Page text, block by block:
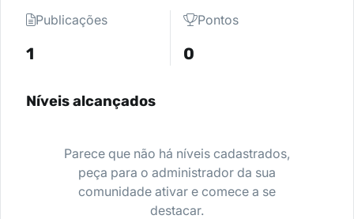
Publicações
1
Pontos
0
Níveis alcançados
Parece que não há níveis cadastrados,
peça para o administrador da sua
comunidade ativar e comece a se
destacar.